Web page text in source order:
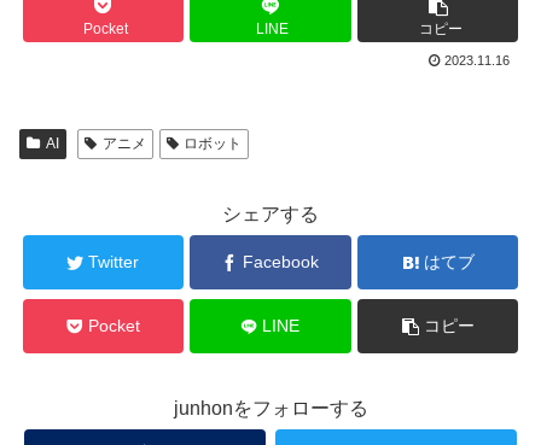
Pocket LINE コピー
2023.11.16
AI アニメ ロボット
シェアする
Twitter Facebook はてブ
Pocket LINE コピー
junhonをフォローする